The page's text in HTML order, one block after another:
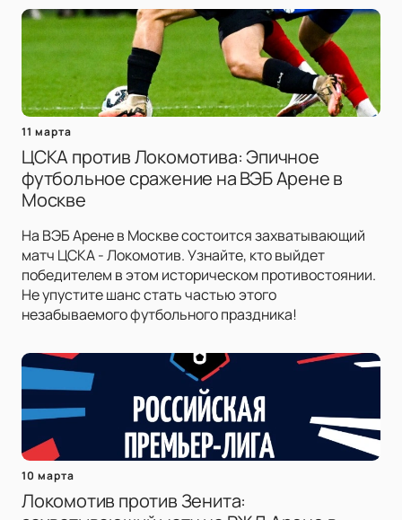
11 марта
ЦСКА против Локомотива: Эпичное
футбольное сражение на ВЭБ Арене в
Москве
На ВЭБ Арене в Москве состоится захватывающий
матч ЦСКА - Локомотив. Узнайте, кто выйдет
победителем в этом историческом противостоянии.
Не упустите шанс стать частью этого
незабываемого футбольного праздника!
10 марта
Локомотив против Зенита: